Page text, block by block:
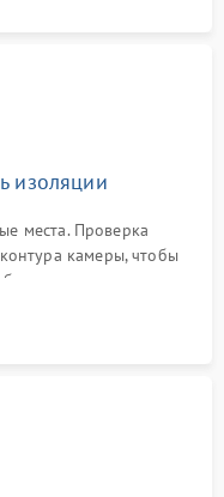
изоляции
места. Проверка
камеры, чтобы
и потерю тепла.
корпуса шкафа.